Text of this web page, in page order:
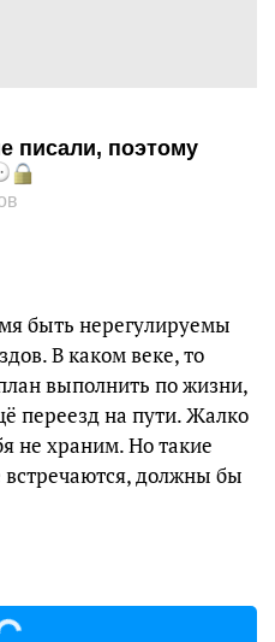
писали, поэтому
быть нерегулируемы
В каком веке, то
выполнить по жизни,
переезд на пути. Жалко
не храним. Но такие
встречаются, должны бы